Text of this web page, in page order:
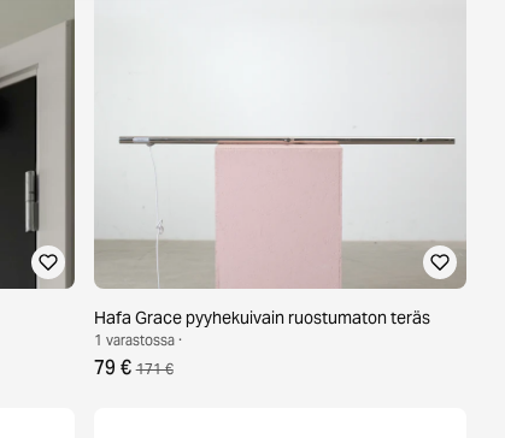
Hafa Grace pyyhekuivain ruostumaton teräs
1 varastossa ·
79 € 171 €